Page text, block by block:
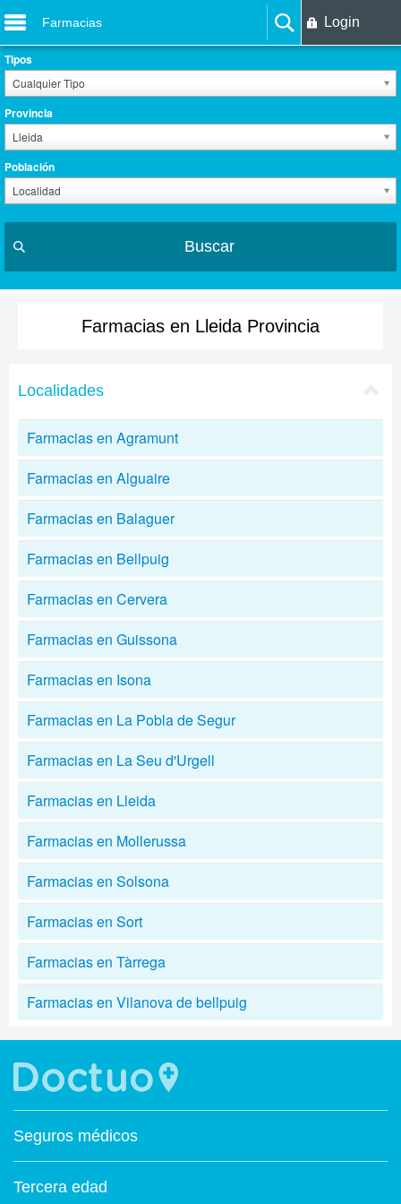
Farmacias Login
Tipos
Cualquier Tipo
Provincia
Lleida
Población
Localidad
Buscar
Farmacias en Lleida Provincia
Localidades
Farmacias en Agramunt
Farmacias en Alguaire
Farmacias en Balaguer
Farmacias en Bellpuig
Farmacias en Cervera
Farmacias en Guissona
Farmacias en Isona
Farmacias en La Pobla de Segur
Farmacias en La Seu d'Urgell
Farmacias en Lleida
Farmacias en Mollerussa
Farmacias en Solsona
Farmacias en Sort
Farmacias en Tàrrega
Farmacias en Vilanova de bellpuig
Seguros médicos
Tercera edad